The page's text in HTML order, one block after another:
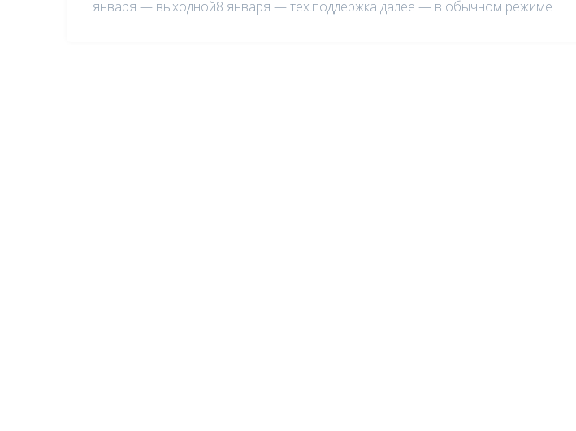
января — выходной8 января — тех.поддержка далее — в обычном режиме